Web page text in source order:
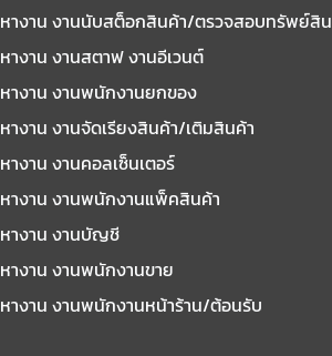
หางาน งานนับสต็อกสินค้า/ตรวจสอบทรัพย์สิน
หางาน งานสตาฟ งานอีเวนต์
หางาน งานพนักงานยกของ
หางาน งานจัดเรียงสินค้า/เติมสินค้า
หางาน งานคอลเซ็นเตอร์
หางาน งานพนักงานแพ็คสินค้า
หางาน งานบัญชี
หางาน งานพนักงานขาย
หางาน งานพนักงานหน้าร้าน/ต้อนรับ